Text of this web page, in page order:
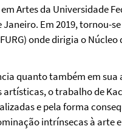
Artes da Universidade
Em 2019, tornou-
onde dirigia o
quanto também em
o trabalho de
e pela forma
intrínsecas à arte